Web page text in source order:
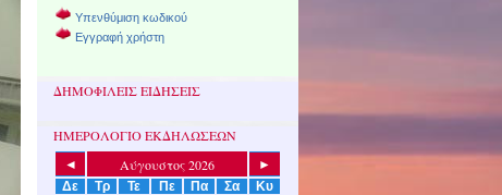
Υπενθύμιση κωδικού
Εγγραφή χρήστη
ΔΗΜΟΦΙΛΕΙΣ ΕΙΔΗΣΕΙΣ
ΗΜΕΡΟΛΟΓΙΟ ΕΚΔΗΛΩΣΕΩΝ
◄ Αύγουστος 2026
►
Δε
Τρ Τε Πε Πα Σα Κυ